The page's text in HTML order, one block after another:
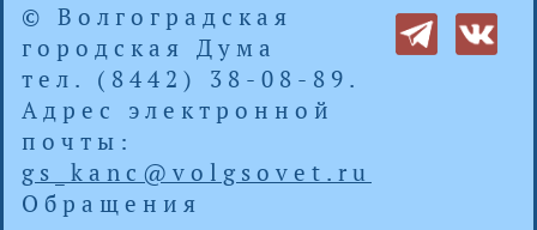
© Волгоградская
городская Дума
тел. (8442) 38-08-89.
Адрес электронной
почты:
gs_kanc@volgsovet.ru
Обращения